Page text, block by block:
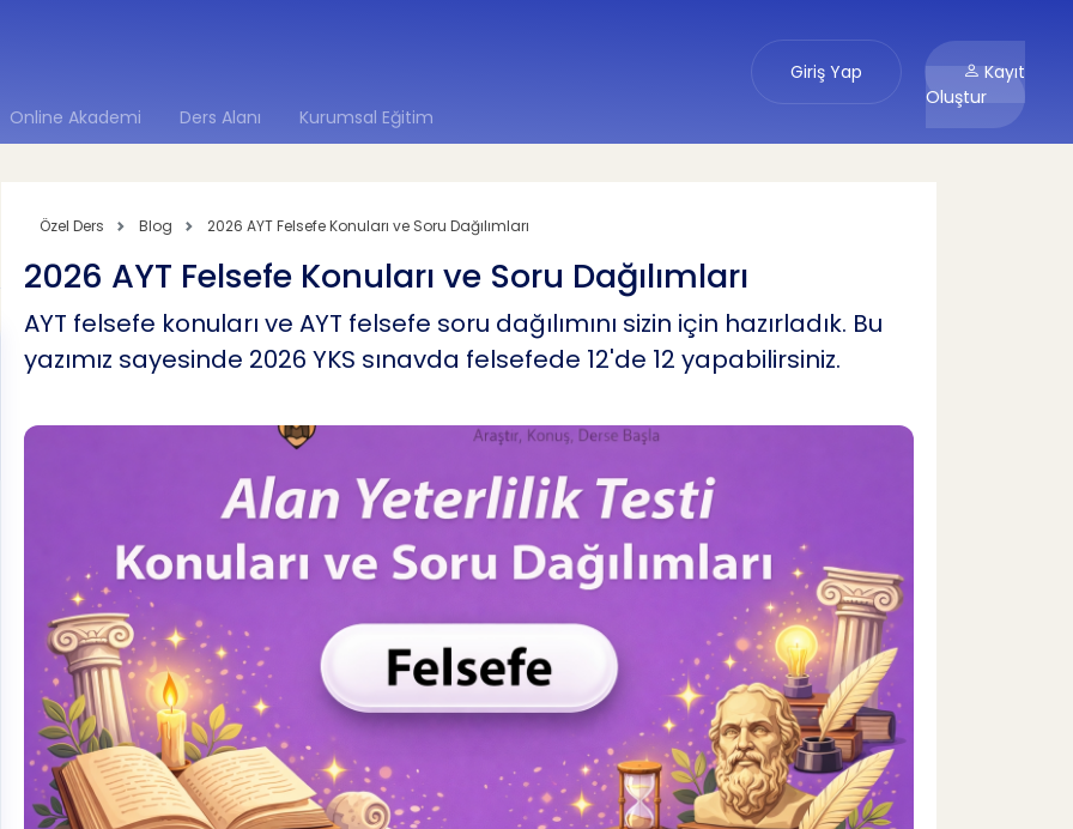
Online Akademi Ders Alanı Kurumsal Eğitim
Giriş Yap
Kayıt
Oluştur
Özel Ders Blog 2026 AYT Felsefe Konuları ve Soru Dağılımları
2026 AYT Felsefe Konuları ve Soru Dağılımları
AYT felsefe konuları ve AYT felsefe soru dağılımını sizin için hazırladık. Bu
yazımız sayesinde 2026 YKS sınavda felsefede 12'de 12 yapabilirsiniz.